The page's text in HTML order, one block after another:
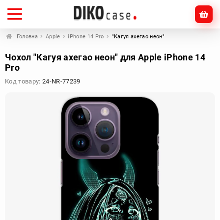
Головна Apple iPhone 14 Pro "Кагуя ахегао неон"
Чохол "Кагуя ахегао неон" для Apple iPhone 14
Pro
Код товару: 24-NR-77239